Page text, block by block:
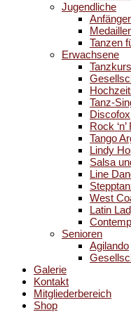
Jugendliche
Tanzen
Erwachsene
Tanz-
Discofox
Rock ‘n’
Tango
Lindy
Salsa
Line
West
Latin
Senioren
Agilando
Galerie
Kontakt
Mitgliederbereich
Shop